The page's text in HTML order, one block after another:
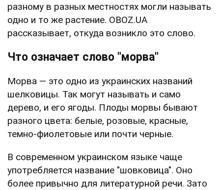
разному в разных местностях могли называть
одно и то же растение. OBOZ.UA
рассказывает, откуда возникло это слово.
Что означает слово "морва"
Морва — это одно из украинских названий
шелковицы. Так могут называть и само
дерево, и его ягоды. Плоды морвы бывают
разного цвета: белые, розовые, красные,
темно-фиолетовые или почти черные.
В современном украинском языке чаще
употребляется название "шовковица". Оно
более привычно для литературной речи. Зато